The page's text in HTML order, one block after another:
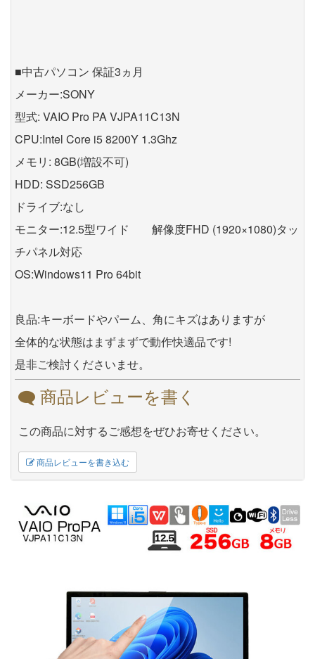
■中古パソコン 保証3ヵ月
メーカー:SONY
型式: VAIO Pro PA VJPA11C13N
CPU:Intel Core i5 8200Y 1.3Ghz
メモリ: 8GB(増設不可)
HDD: SSD256GB
ドライブ:なし
モニター:12.5型ワイド 解像度FHD (1920×1080)タッ
チパネル対応
OS:Windows11 Pro 64bit
良品:キーボードやパーム、角にキズはありますが
全体的な状態はまずまずで動作快適品です!
是非ご検討くださいませ。
商品レビューを書く
この商品に対するご感想をぜひお寄せください。
商品レビューを書き込む